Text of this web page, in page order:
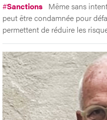
#Sanctions Même sans
peut être condamnée pour
permettent de réduire les